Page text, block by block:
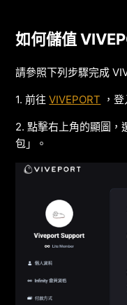
如何儲值
請參照下列步驟完成
1. 前往VIVEPORT ，
2. 點擊右上角的顯圖，
包」。